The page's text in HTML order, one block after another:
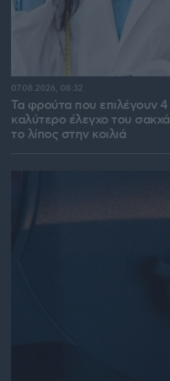
Τα φρούτα που επιλέγουν 4
καλύτερο έλεγχο του
το λίπος στην κοιλιά
07.08.2026, 08:32